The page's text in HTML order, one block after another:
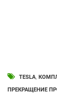
TESLA,
ПРЕКРАЩЕНИЕ